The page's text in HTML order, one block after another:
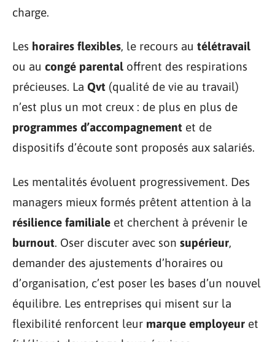
charge.
Les horaires flexibles, le recours au télétravail
ou au congé parental offrent des respirations
précieuses. La Qvt (qualité de vie au travail)
n’est plus un mot creux : de plus en plus de
programmes d’accompagnement et de
dispositifs d’écoute sont proposés aux salariés.
Les mentalités évoluent progressivement. Des
managers mieux formés prêtent attention à la
résilience familiale et cherchent à prévenir le
burnout. Oser discuter avec son supérieur,
demander des ajustements d’horaires ou
d’organisation, c’est poser les bases d’un nouvel
équilibre. Les entreprises qui misent sur la
flexibilité renforcent leur marque employeur et